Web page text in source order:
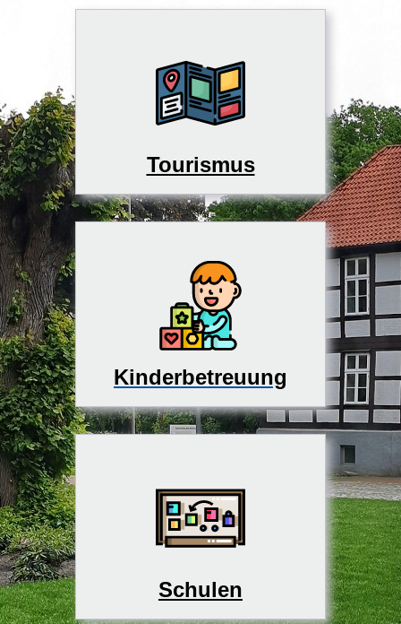
Tourismus
Kinderbetreuung
Schulen